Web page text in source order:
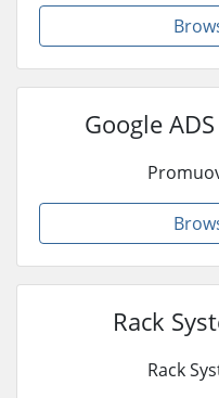
Google
Rack
Rack